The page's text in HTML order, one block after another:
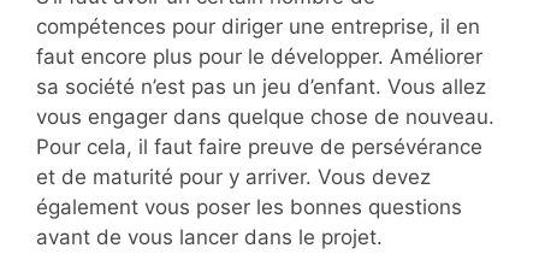
compétences pour diriger une entreprise, il en
faut encore plus pour le développer. Améliorer
sa société n’est pas un jeu d’enfant. Vous allez
vous engager dans quelque chose de nouveau.
Pour cela, il faut faire preuve de persévérance
et de maturité pour y arriver. Vous devez
également vous poser les bonnes questions
avant de vous lancer dans le projet.